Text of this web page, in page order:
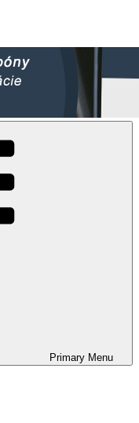
Primary Menu